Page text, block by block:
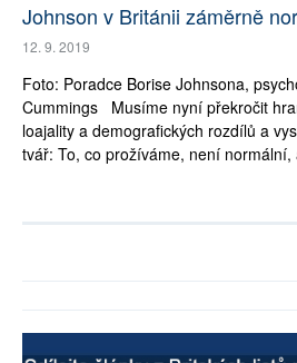
Johnson v Británii záměrně
12. 9. 2019
Foto: Poradce Borise Johnsona,
Cummings Musíme nyní překročit
loajality a demografických rozdílů a
tvář: To, co prožíváme, není normální,